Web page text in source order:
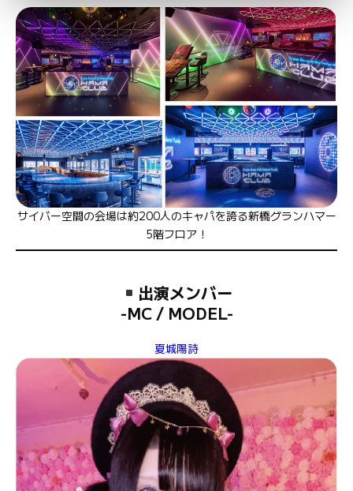
サイバー空間の会場は約200人のキャパを誇る新橋グランハマー
5階フロア！
出演メンバー
-MC / MODEL-
夏城陽詩